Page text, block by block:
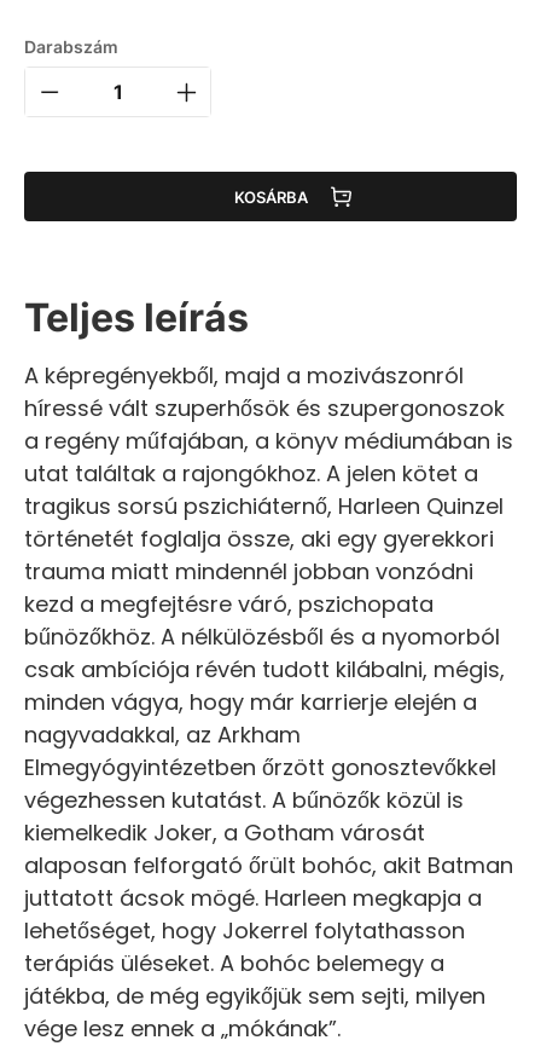
Darabszám
KOSÁRBA
Teljes leírás
A képregényekből, majd a mozivászonról
híressé vált szuperhősök és szupergonoszok
a regény műfajában, a könyv médiumában is
utat találtak a rajongókhoz. A jelen kötet a
tragikus sorsú pszichiáternő, Harleen Quinzel
történetét foglalja össze, aki egy gyerekkori
trauma miatt mindennél jobban vonzódni
kezd a megfejtésre váró, pszichopata
bűnözőkhöz. A nélkülözésből és a nyomorból
csak ambíciója révén tudott kilábalni, mégis,
minden vágya, hogy már karrierje elején a
nagyvadakkal, az Arkham
Elmegyógyintézetben őrzött gonosztevőkkel
végezhessen kutatást. A bűnözők közül is
kiemelkedik Joker, a Gotham városát
alaposan felforgató őrült bohóc, akit Batman
juttatott ácsok mögé. Harleen megkapja a
lehetőséget, hogy Jokerrel folytathasson
terápiás üléseket. A bohóc belemegy a
játékba, de még egyikőjük sem sejti, milyen
vége lesz ennek a „mókának”.